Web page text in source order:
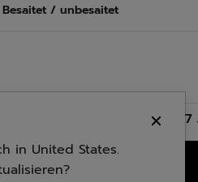
Besaitet / unbesaitet
IM ALTER VON 3 BIS 7
in United States.